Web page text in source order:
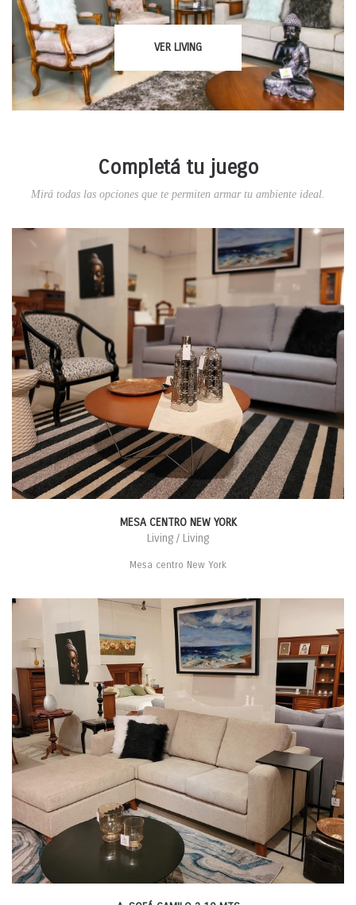
VER LIVING
Completá tu juego
Mirá todas las opciones que te permiten armar tu ambiente ideal.
MESA CENTRO NEW YORK
Living / Living
Mesa centro New York